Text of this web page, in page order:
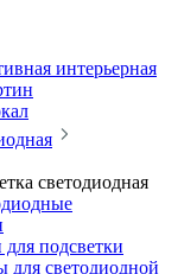
интерьерная
светодиодная
подсветки
для светодиодной